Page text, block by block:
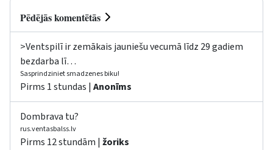
Pēdējās komentētās
>Ventspilī ir zemākais jauniešu vecumā līdz 29 gadiem
bezdarba lī…
Sasprindziniet smadzenes biku!
Pirms 1 stundas | Anonīms
Dombrava tu?
rus.ventasbalss.lv
Pirms 12 stundām | žoriks